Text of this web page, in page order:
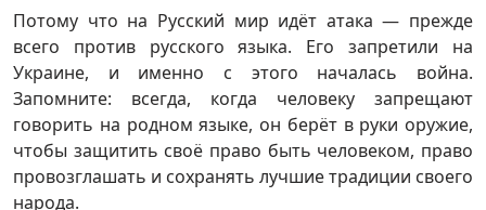
Потому что на Русский мир идёт атака — прежде
всего против русского языка. Его запретили на
Украине, и именно с этого началась война.
Запомните: всегда, когда человеку запрещают
говорить на родном языке, он берёт в руки оружие,
чтобы защитить своё право быть человеком, право
провозглашать и сохранять лучшие традиции своего
народа.